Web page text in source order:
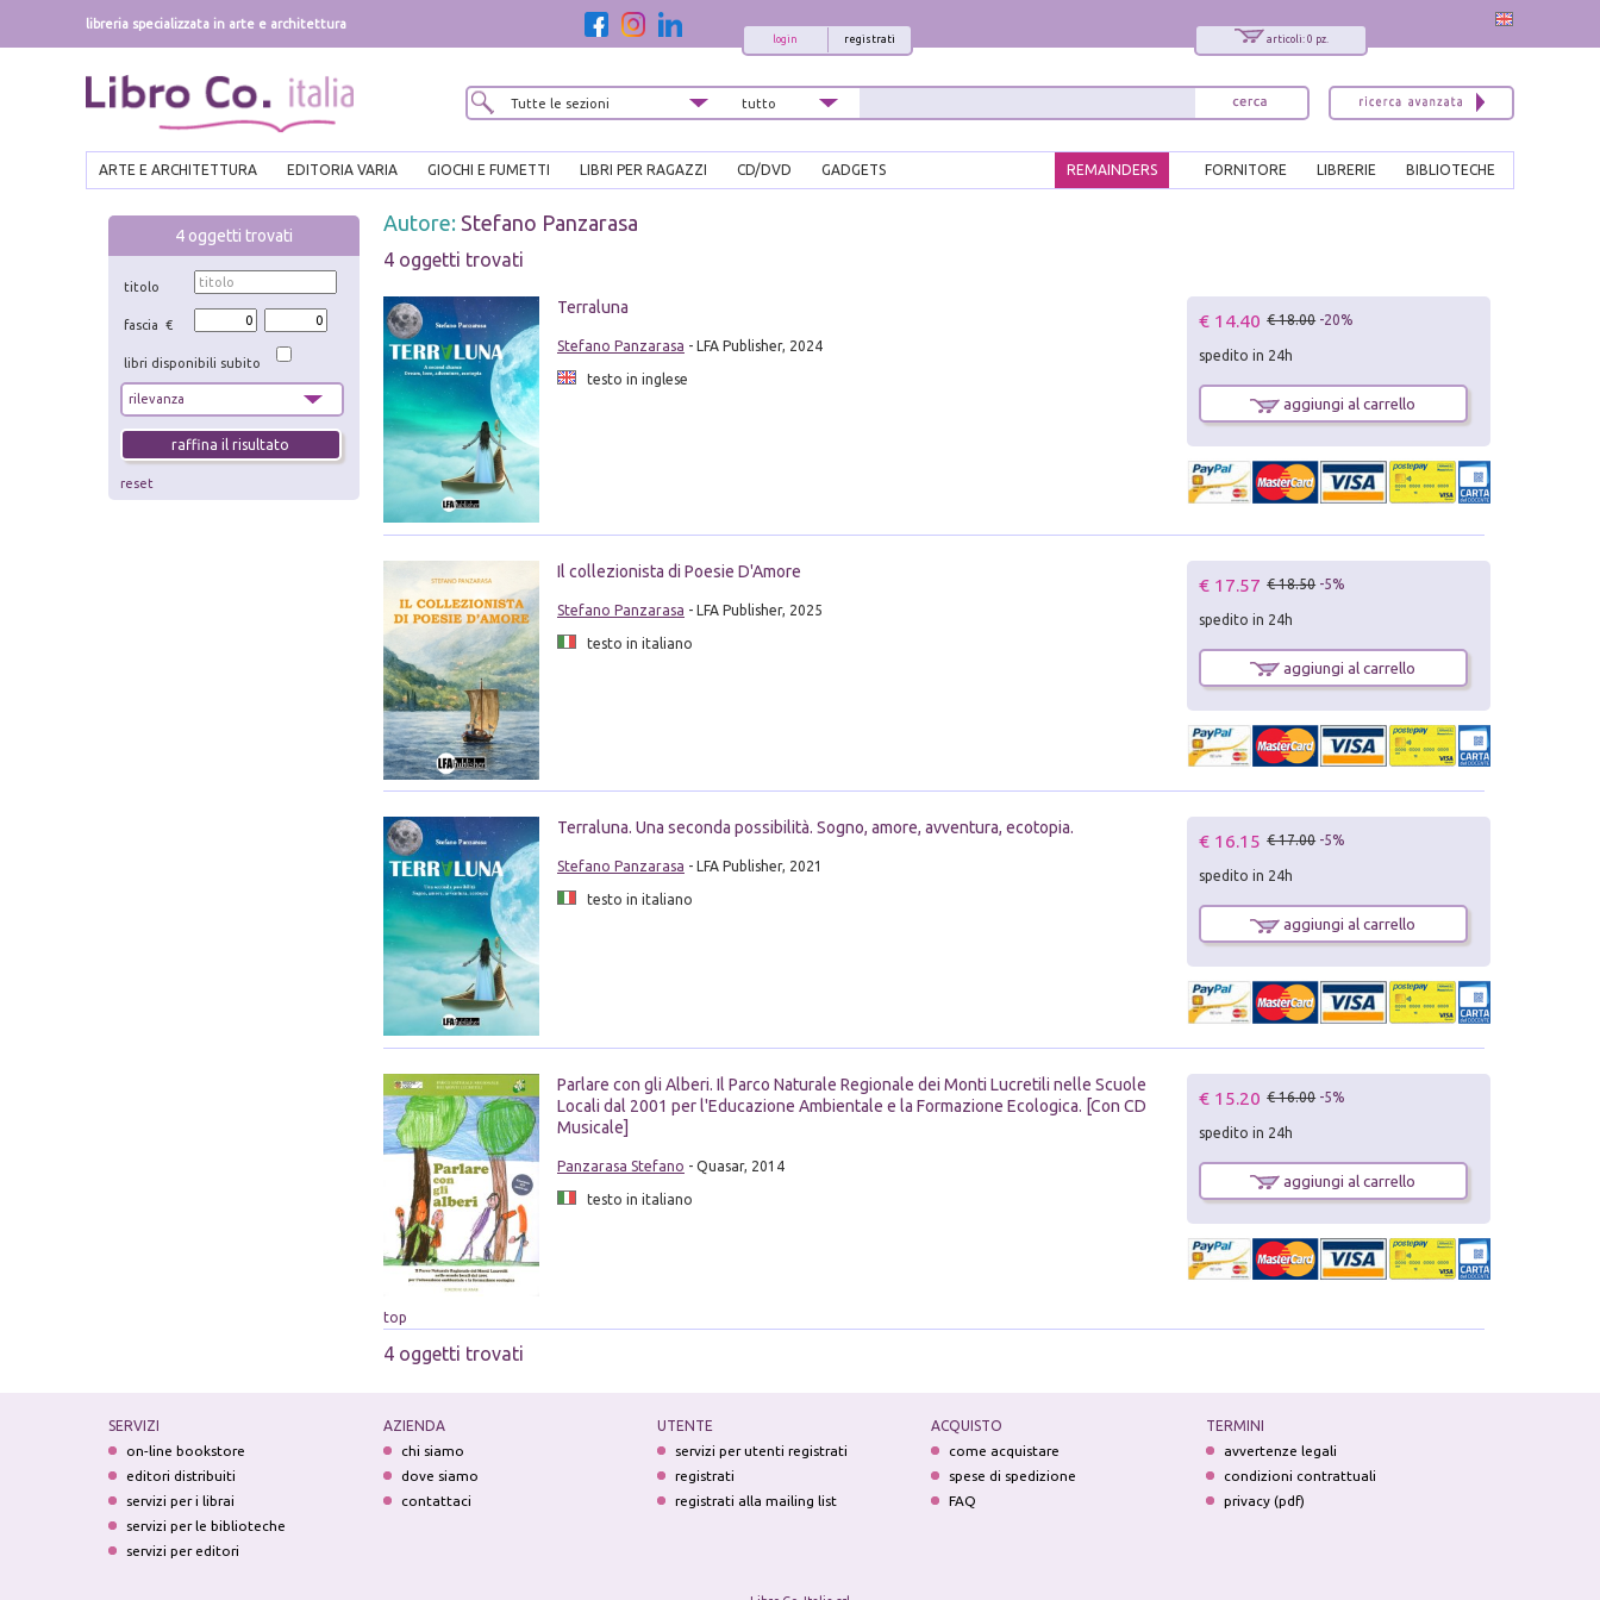
libreria specializzata in arte e architettura
articoli: 0 pz.
registrati
login
ARTE E ARCHITETTURA EDITORIA VARIA GIOCHI E FUMETTI LIBRI PER RAGAZZI CD/DVD GADGETS BIBLIOTECHE
LIBRERIE
FORNITORE
REMAINDERS
4 oggetti trovati
titolo
fascia €
libri disponibili subito
reset
Autore: Stefano Panzarasa
4 oggetti trovati
Terraluna
Stefano Panzarasa - LFA Publisher, 2024
testo in inglese
€ 14.40 € 18.00 -20%
spedito in 24h
aggiungi al carrello
Il collezionista di Poesie D'Amore
Stefano Panzarasa - LFA Publisher, 2025
testo in italiano
€ 17.57 € 18.50 -5%
spedito in 24h
aggiungi al carrello
Terraluna. Una seconda possibilità. Sogno, amore, avventura, ecotopia.
Stefano Panzarasa - LFA Publisher, 2021
testo in italiano
€ 16.15 € 17.00 -5%
spedito in 24h
aggiungi al carrello
Parlare con gli Alberi. Il Parco Naturale Regionale dei Monti Lucretili nelle Scuole
Locali dal 2001 per l'Educazione Ambientale e la Formazione Ecologica. [Con CD
Musicale]
Panzarasa Stefano - Quasar, 2014
testo in italiano
€ 15.20 € 16.00 -5%
spedito in 24h
aggiungi al carrello
top
4 oggetti trovati
SERVIZI
on-line bookstore
editori distribuiti
servizi per i librai
servizi per le biblioteche
servizi per editori
AZIENDA
chi siamo
dove siamo
contattaci
UTENTE
servizi per utenti registrati
registrati
registrati alla mailing list
ACQUISTO
come acquistare
spese di spedizione
FAQ
TERMINI
avvertenze legali
condizioni contrattuali
privacy (pdf)